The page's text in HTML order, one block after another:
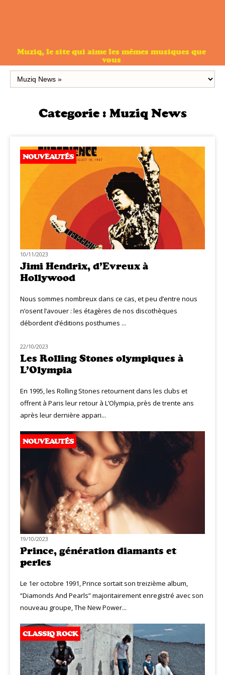
Muziq, le site qui aime les mêmes musiques que
vous
Categorie : Muziq News
NOUVEAUTÉS
10/11/2023
Jimi Hendrix, d’Evreux à
Hollywood
Nous sommes nombreux dans ce cas, et peu d’entre nous
n’osent l’avouer : les étagères de nos discothèques
débordent d’éditions posthumes ...
NOUVEAUTÉS
22/10/2023
Les Rolling Stones olympiques à
L’Olympia
En 1995, les Rolling Stones retournent dans les clubs et
offrent à Paris leur retour à L’Olympia, près de trente ans
après leur dernière appari...
NOUVEAUTÉS
19/10/2023
Prince, génération diamants et
perles
Le 1er octobre 1991, Prince sortait son treizième album,
“Diamonds And Pearls” majoritairement enregistré avec son
nouveau groupe, The New Power...
CLASSIQ ROCK